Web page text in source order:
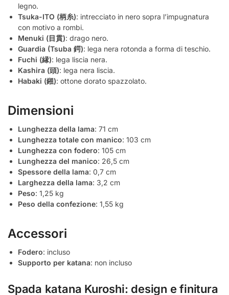
legno.
Tsuka-ITO (柄糸): intrecciato in nero sopra l’impugnatura
con motivo a rombi.
Menuki (目貫): drago nero.
Guardia (Tsuba 鍔): lega nera rotonda a forma di teschio.
Fuchi (縁): lega liscia nera.
Kashira (頭): lega nera liscia.
Habaki (鎺): ottone dorato spazzolato.
Dimensioni
Lunghezza della lama: 71 cm
Lunghezza totale con manico: 103 cm
Lunghezza con fodero: 105 cm
Lunghezza del manico: 26,5 cm
Spessore della lama: 0,7 cm
Larghezza della lama: 3,2 cm
Peso: 1,25 kg
Peso della confezione: 1,55 kg
Accessori
Fodero: incluso
Supporto per katana: non incluso
Spada katana Kuroshi: design e finitura